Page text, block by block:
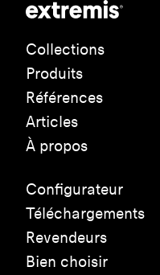
Collections
Produits
Références
Articles
À propos
Configurateur
Téléchargements
Revendeurs
Bien choisir